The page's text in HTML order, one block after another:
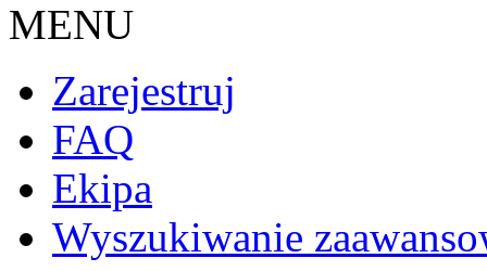
MENU
Zarejestruj
FAQ
Ekipa
Wyszukiwanie